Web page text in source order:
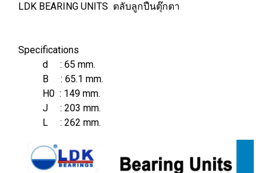
LDK BEARING UNITS ตลับลูกปืนตุ๊กตา
Specifications
d : 65 mm.
B : 65.1 mm.
H0 : 149 mm.
J : 203 mm.
L : 262 mm.